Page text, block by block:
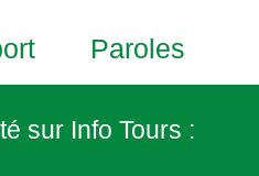
Paroles
sur Info Tours :